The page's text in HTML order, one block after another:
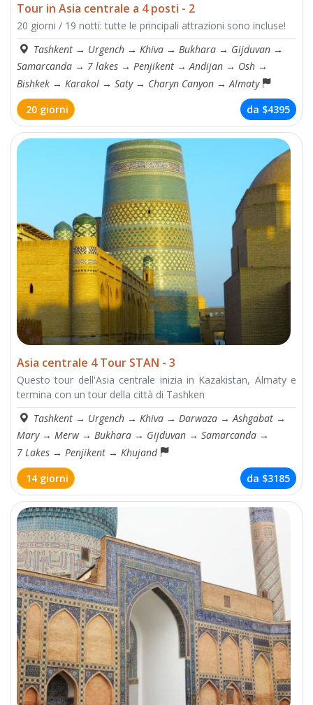
Tour in Asia centrale a 4 posti - 2
20 giorni / 19 notti: tutte le principali attrazioni sono incluse!
Tashkent → Urgench → Khiva → Bukhara → Gijduvan →
Samarcanda → 7 lakes → Penjikent → Andijan → Osh →
Bishkek → Karakol → Saty → Charyn Canyon → Almaty
20 giorni
da $4395
Asia centrale 4 Tour STAN - 3
Questo tour dell'Asia centrale inizia in Kazakistan, Almaty e
termina con un tour della città di Tashken
Tashkent → Urgench → Khiva → Darwaza → Ashgabat →
Mary → Merw → Bukhara → Gijduvan → Samarcanda →
7 Lakes → Penjikent → Khujand
14 giorni
da $3185